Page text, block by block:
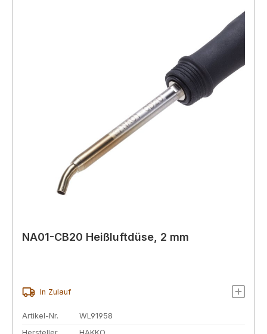
NA01-CB20 Heißluftdüse, 2 mm
In Zulauf
Artikel-Nr.
WL91958